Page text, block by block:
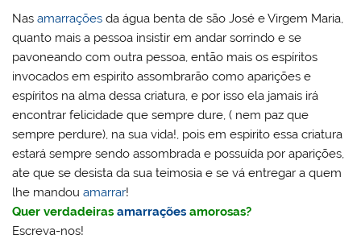
Nasamarrações da água benta de são José e Virgem Maria,
quanto mais a pessoa insistir em andar sorrindo e se
pavoneando com outra pessoa, então mais os espíritos
invocados em espirito assombrarão como aparições e
espíritos na alma dessa criatura, e por isso ela jamais irá
encontrar felicidade que sempre dure, ( nem paz que
sempre perdure), na sua vida!, pois em espirito essa criatura
estará sempre sendo assombrada e possuída por aparições,
ate que se desista da sua teimosia e se vá entregar a quem
lhe mandouamarrar!
Quer verdadeirasamarrações amorosas?
Escreva-nos!